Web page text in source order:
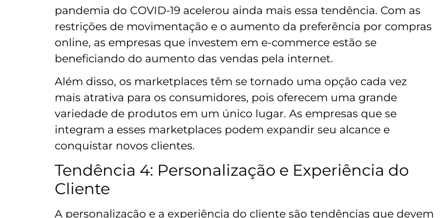
pandemia do COVID-19 acelerou ainda mais essa tendência. Com as
restrições de movimentação e o aumento da preferência por compras
online, as empresas que investem em e-commerce estão se
beneficiando do aumento das vendas pela internet.
Além disso, os marketplaces têm se tornado uma opção cada vez
mais atrativa para os consumidores, pois oferecem uma grande
variedade de produtos em um único lugar. As empresas que se
integram a esses marketplaces podem expandir seu alcance e
conquistar novos clientes.
Tendência 4: Personalização e Experiência do
Cliente
A personalização e a experiência do cliente são tendências que devem